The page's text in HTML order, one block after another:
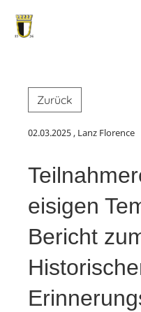
Zurück
02.03.2025, Lanz Florence
eisigen
Bericht